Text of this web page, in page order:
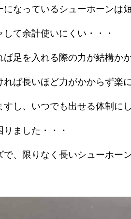
なっているシューホーンは
て余計使いにくい・・・
足を入れる際の力が結構か
ば長いほど力がかからず楽に
し、いつでも出せる体制に
ました・・・
、限りなく長いシューホー